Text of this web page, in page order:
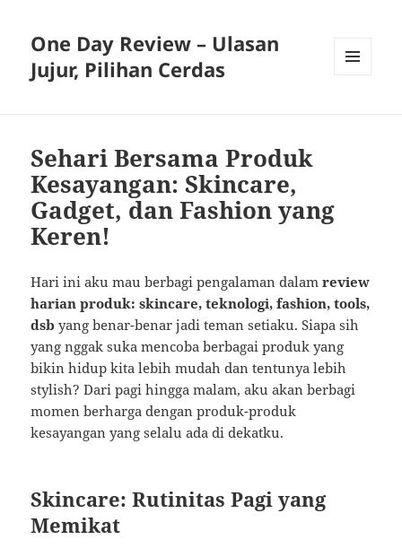
One Day Review – Ulasan
Jujur, Pilihan Cerdas
Sehari Bersama Produk
Kesayangan: Skincare,
Gadget, dan Fashion yang
Keren!
Hari ini aku mau berbagi pengalaman dalamreview
harian produk: skincare, teknologi, fashion, tools,
dsb yang benar-benar jadi teman setiaku. Siapa sih
yang nggak suka mencoba berbagai produk yang
bikin hidup kita lebih mudah dan tentunya lebih
stylish? Dari pagi hingga malam, aku akan berbagi
momen berharga dengan produk-produk
kesayangan yang selalu ada di dekatku.
Skincare: Rutinitas Pagi yang
Memikat